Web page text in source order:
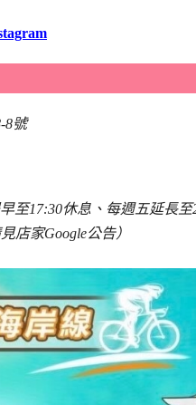
8號
至17:30休息、每週五延長
店家Google公告）